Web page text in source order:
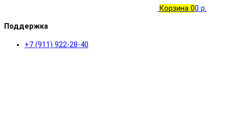
Корзина 00 р.
Поддержка
+7 (911) 922-28-40